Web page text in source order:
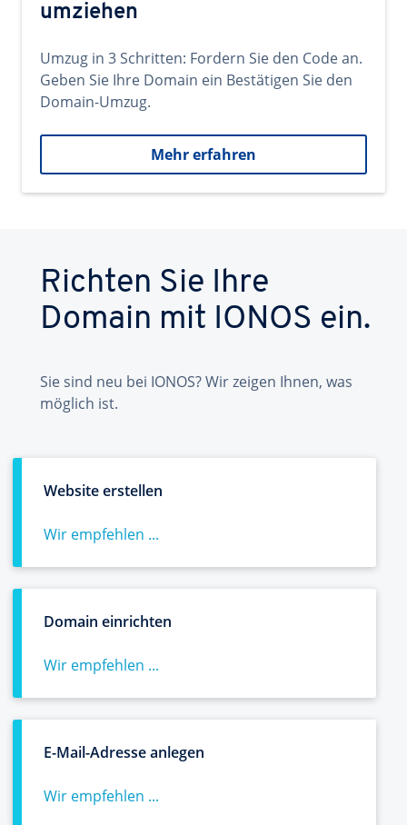
umziehen
Umzug in 3 Schritten: Fordern Sie den Code an.
Geben Sie Ihre Domain ein Bestätigen Sie den
Domain-Umzug.
Mehr erfahren
Richten Sie Ihre
Domain mit IONOS ein.
Sie sind neu bei IONOS? Wir zeigen Ihnen, was
möglich ist.
Website erstellen
Wir empfehlen ...
Domain einrichten
Wir empfehlen ...
E-Mail-Adresse anlegen
Wir empfehlen ...